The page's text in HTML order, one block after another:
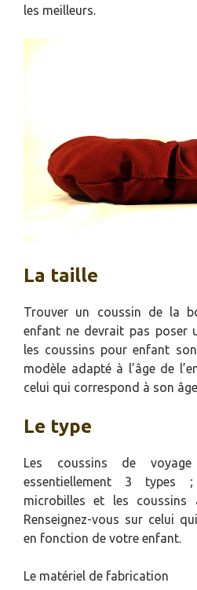
les meilleurs.
La taille
Trouver un coussin de la
enfant ne devrait pas poser
les coussins pour enfant
modèle adapté à l’âge de
celui qui correspond à son âge.
Le type
Les coussins de
essentiellement 3 types
microbilles et les coussins
Renseignez-vous sur celui
en fonction de votre enfant.
Le matériel de fabrication